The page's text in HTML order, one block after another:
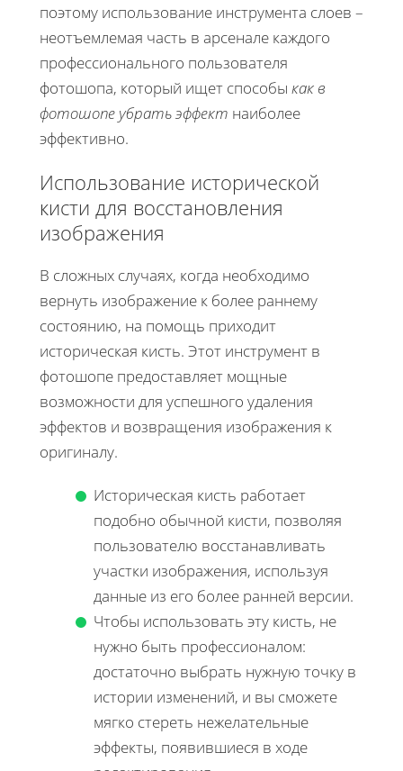
поэтому использование инструмента слоев –
неотъемлемая часть в арсенале каждого
профессионального пользователя
фотошопа, который ищет способы как в
фотошопе убрать эффект наиболее
эффективно.
Использование исторической
кисти для восстановления
изображения
В сложных случаях, когда необходимо
вернуть изображение к более раннему
состоянию, на помощь приходит
историческая кисть. Этот инструмент в
фотошопе предоставляет мощные
возможности для успешного удаления
эффектов и возвращения изображения к
оригиналу.
Историческая кисть работает
подобно обычной кисти, позволяя
пользователю восстанавливать
участки изображения, используя
данные из его более ранней версии.
Чтобы использовать эту кисть, не
нужно быть профессионалом:
достаточно выбрать нужную точку в
истории изменений, и вы сможете
мягко стереть нежелательные
эффекты, появившиеся в ходе